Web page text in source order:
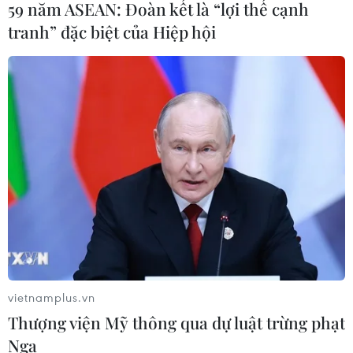
Kiểm soát rác thải từ nguồn - Giải
pháp bảo vệ kênh rạch TP Hồ Chí
Minh trong mùa mưa
07/08/2026 04:47
Miền Bắc giảm mưa từ đêm
nay, cuối tuần chuyển nắng nóng
07/08/2026 04:41
Xuất hiện áp thấp nhiệt đới trên khu
vực vịnh Bắc Bộ
59 năm ASEAN: Đoàn kết là “lợi thế cạnh
tranh” đặc biệt của Hiệp hội
vietnamplus.vn
Thượng viện Mỹ thông qua dự luật trừng phạt
Nga